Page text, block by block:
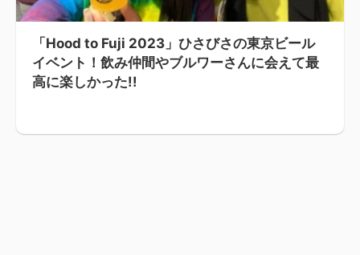
「Hood to Fuji 2023」ひさびさの東京ビール
イベント！飲み仲間やブルワーさんに会えて最
高に楽しかった!!